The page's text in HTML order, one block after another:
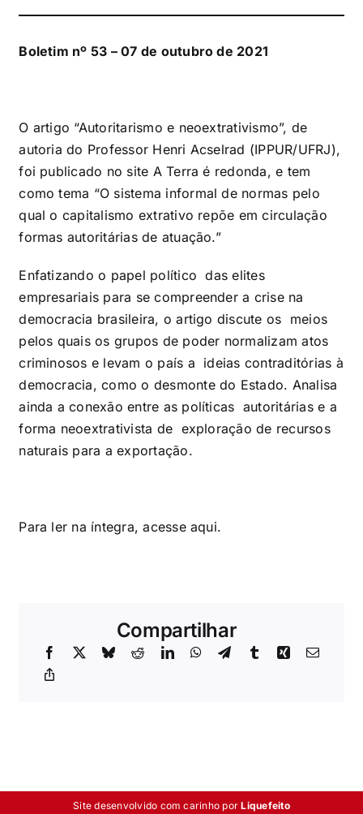
Boletim nº 53 – 07 de outubro de 2021
O artigo “Autoritarismo e neoextrativismo”, de
autoria do Professor Henri Acselrad (IPPUR/UFRJ),
foi publicado no site A Terra é redonda, e tem
como tema “O sistema informal de normas pelo
qual o capitalismo extrativo repõe em circulação
formas autoritárias de atuação.”
Enfatizando o papel político das elites
empresariais para se compreender a crise na
democracia brasileira, o artigo discute os meios
pelos quais os grupos de poder normalizam atos
criminosos e levam o país a ideias contraditórias à
democracia, como o desmonte do Estado. Analisa
ainda a conexão entre as políticas autoritárias e a
forma neoextrativista de exploração de recursos
naturais para a exportação.
Para ler na íntegra, acesse aqui.
Compartilhar
Site desenvolvido com carinho porLiquefeito